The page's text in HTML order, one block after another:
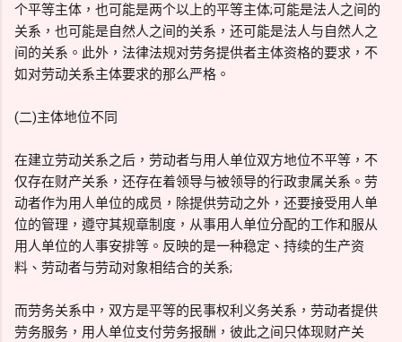
个平等主体，也可能是两个以上的平等主体;可能是法人之间的
关系，也可能是自然人之间的关系，还可能是法人与自然人之
间的关系。此外，法律法规对劳务提供者主体资格的要求，不
如对劳动关系主体要求的那么严格。
(二)主体地位不同
在建立劳动关系之后，劳动者与用人单位双方地位不平等，不
仅存在财产关系，还存在着领导与被领导的行政隶属关系。劳
动者作为用人单位的成员，除提供劳动之外，还要接受用人单
位的管理，遵守其规章制度，从事用人单位分配的工作和服从
用人单位的人事安排等。反映的是一种稳定、持续的生产资
料、劳动者与劳动对象相结合的关系;
而劳务关系中，双方是平等的民事权利义务关系，劳动者提供
劳务服务，用人单位支付劳务报酬，彼此之间只体现财产关